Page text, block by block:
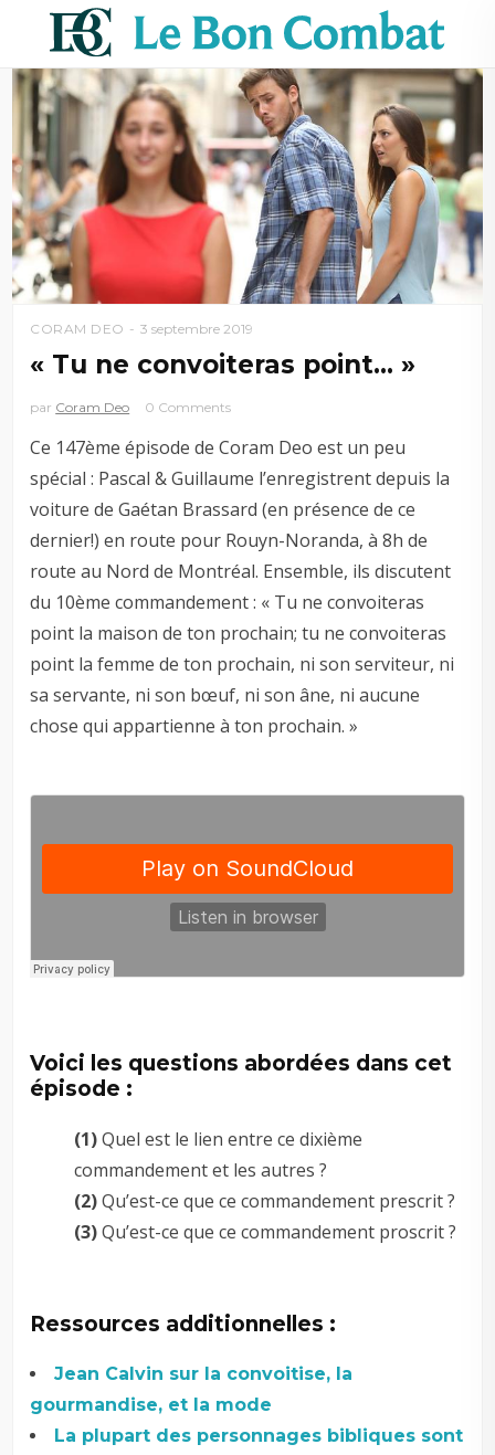
CORAM DEO 3 septembre 2019
« Tu ne convoiteras point… »
par Coram Deo 0 Comments
Ce 147ème épisode de Coram Deo est un peu
spécial : Pascal & Guillaume l’enregistrent depuis la
voiture de Gaétan Brassard (en présence de ce
dernier!) en route pour Rouyn-Noranda, à 8h de
route au Nord de Montréal. Ensemble, ils discutent
du 10ème commandement : « Tu ne convoiteras
point la maison de ton prochain; tu ne convoiteras
point la femme de ton prochain, ni son serviteur, ni
sa servante, ni son bœuf, ni son âne, ni aucune
chose qui appartienne à ton prochain. »
Voici les questions abordées dans cet
épisode :
(1)Quel est le lien entre ce dixième
commandement et les autres ?
(2)Qu’est-ce que ce commandement prescrit ?
(3)Qu’est-ce que ce commandement proscrit ?
Ressources additionnelles :
Jean Calvin sur la convoitise, la
gourmandise, et la mode
La plupart des personnages bibliques sont